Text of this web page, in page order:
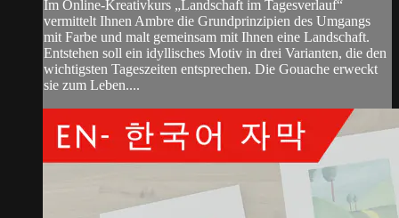
Im Online-Kreativkurs „Landschaft im Tagesverlauf“
vermittelt Ihnen Ambre die Grundprinzipien des Umgangs
mit Farbe und malt gemeinsam mit Ihnen eine Landschaft.
Entstehen soll ein idyllisches Motiv in drei Varianten, die den
wichtigsten Tageszeiten entsprechen. Die Gouache erweckt
sie zum Leben....